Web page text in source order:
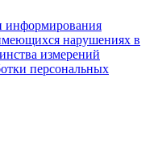
информирования
нарушениях в
измерений
персональных